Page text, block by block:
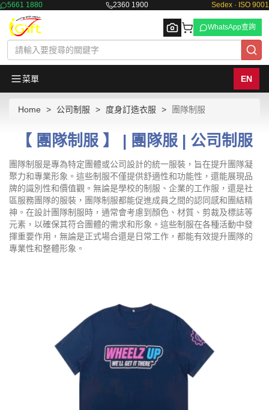
5661 1880 2360 1900 Sedex · ISO 9001
Browse
WhatsApp查詢
菜單 EN
Home 公司制服 度身訂造衣服 團隊制服
【 團隊制服 】 | 團隊服 | 公司制服
團隊制服是專為特定團體或公司設計的統一服裝，旨在提升團隊凝
聚力和專業形象。這些制服不僅提供舒適性和功能性，還能展現品
牌的識別性和價值觀。無論是學校的制服、企業的工作服，還是社
區服務團隊的服裝，團隊制服都能促進成員之間的認同感和團結精
神。在設計團隊制服時，通常會考慮到顏色、材質、剪裁及標誌等
元素，以確保其符合團體的需求和形象。這些制服在各種活動中發
揮重要作用，無論是正式場合還是日常工作，都能有效提升團隊的
專業性和整體形象。